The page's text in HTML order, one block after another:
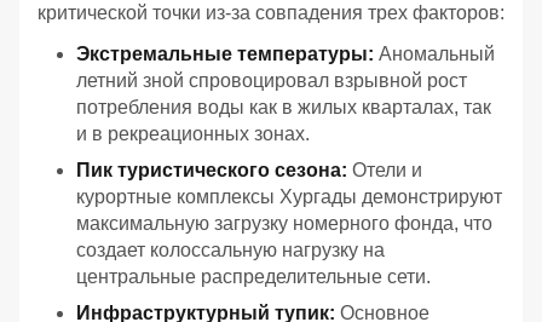
критической точки из-за совпадения трех факторов:
Экстремальные температуры: Аномальный
летний зной спровоцировал взрывной рост
потребления воды как в жилых кварталах, так
и в рекреационных зонах.
Пик туристического сезона: Отели и
курортные комплексы Хургады демонстрируют
максимальную загрузку номерного фонда, что
создает колоссальную нагрузку на
центральные распределительные сети.
Инфраструктурный тупик: Основное